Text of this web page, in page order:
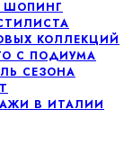
ШОПИНГ
КОЛЛЕКЦИЙ
С ПОДИУМА
СЕЗОНА
В ИТАЛИИ